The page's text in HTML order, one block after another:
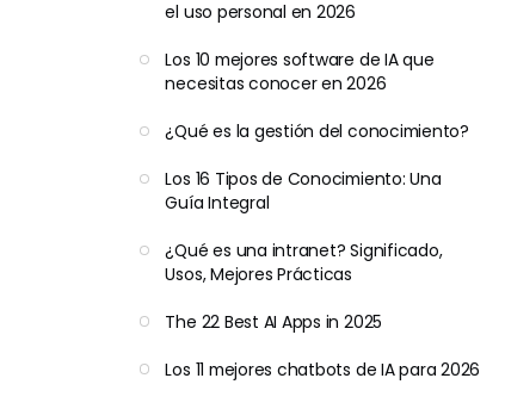
el uso personal en 2026
Los 10 mejores software de IA que
necesitas conocer en 2026
¿Qué es la gestión del conocimiento?
Los 16 Tipos de Conocimiento: Una
Guía Integral
¿Qué es una intranet? Significado,
Usos, Mejores Prácticas
The 22 Best AI Apps in 2025
Los 11 mejores chatbots de IA para 2026